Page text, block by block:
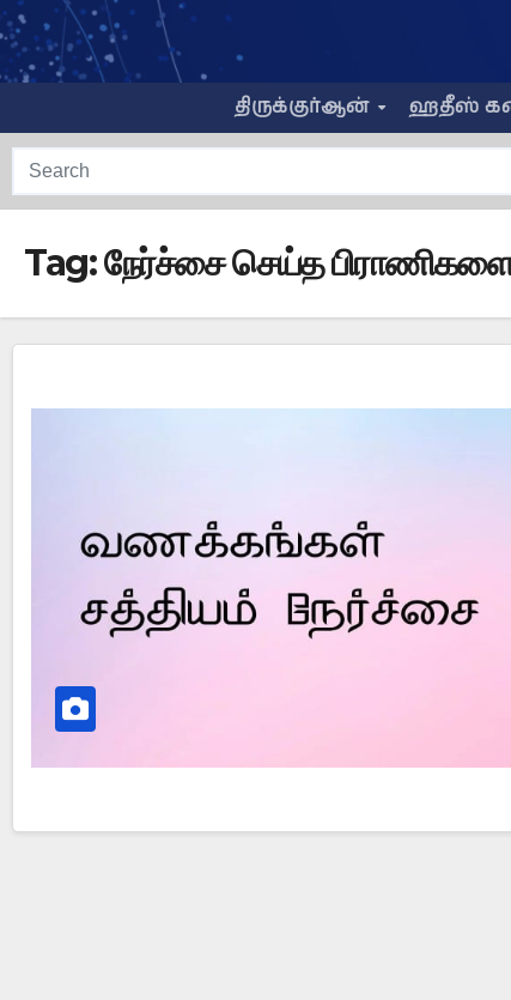
Skip
to
content
திருக்குர்ஆன் ஹதீஸ்
Tag:நேர்ச்சை செய்த